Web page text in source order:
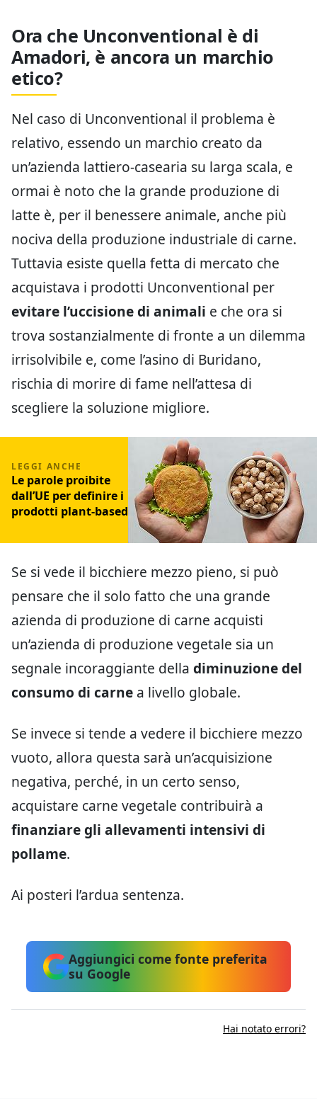
Ora che Unconventional è di
Amadori, è ancora un marchio
etico?
Nel caso di Unconventional il problema è
relativo, essendo un marchio creato da
un’azienda lattiero-casearia su larga scala, e
ormai è noto che la grande produzione di
latte è, per il benessere animale, anche più
nociva della produzione industriale di carne.
Tuttavia esiste quella fetta di mercato che
acquistava i prodotti Unconventional per
evitare l’uccisione di animali e che ora si
trova sostanzialmente di fronte a un dilemma
irrisolvibile e, come l’asino di Buridano,
rischia di morire di fame nell’attesa di
scegliere la soluzione migliore.
Le parole proibite
dall’UE per definire i
prodotti plant-based
Se si vede il bicchiere mezzo pieno, si può
pensare che il solo fatto che una grande
azienda di produzione di carne acquisti
un’azienda di produzione vegetale sia un
segnale incoraggiante della diminuzione del
consumo di carne a livello globale.
Se invece si tende a vedere il bicchiere mezzo
vuoto, allora questa sarà un’acquisizione
negativa, perché, in un certo senso,
acquistare carne vegetale contribuirà a
finanziare gli allevamenti intensivi di
pollame.
Ai posteri l’ardua sentenza.
Aggiungici come fonte preferita
su Google
Hai notato errori?